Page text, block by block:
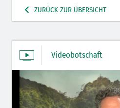
ZURÜCK ZUR ÜBERSICHT
Videobotschaft